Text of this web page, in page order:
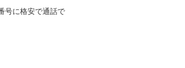
号に格安で通話で